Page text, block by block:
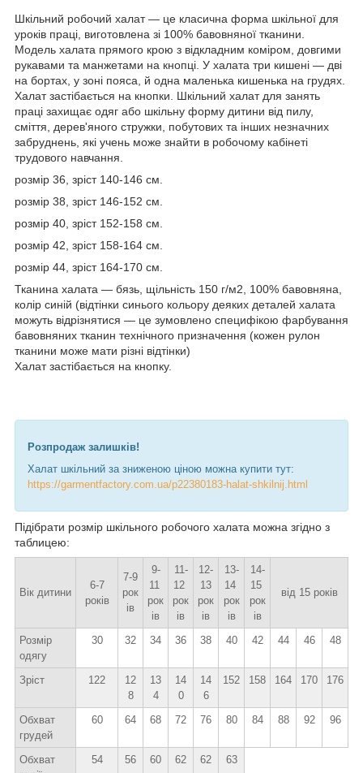
Шкільний робочий халат — це класична форма шкільної для
уроків праці, виготовлена зі 100% бавовняної тканини.
Модель халата прямого крою з відкладним коміром, довгими
рукавами та манжетами на кнопці. У халата три кишені — дві
на бортах, у зоні пояса, й одна маленька кишенька на грудях.
Халат застібається на кнопки. Шкільний халат для занять
праці захищає одяг або шкільну форму дитини від пилу,
сміття, дерев'яного стружки, побутових та інших незначних
забруднень, які учень може знайти в робочому кабінеті
трудового навчання.
розмір 36, зріст 140-146 см.
розмір 38, зріст 146-152 см.
розмір 40, зріст 152-158 см.
розмір 42, зріст 158-164 см.
розмір 44, зріст 164-170 см.
Тканина халата — бязь, щільність 150 г/м2, 100% бавовняна,
колір синій (відтінки синього кольору деяких деталей халата
можуть відрізнятися — це зумовлено специфікою фарбування
бавовняних тканин технічного призначення (кожен рулон
тканини може мати різні відтінки)
Халат застібається на кнопку.
Розпродаж залишків!
Халат шкільний за зниженою ціною можна купити тут:
https://garmentfactory.com.ua/p22380183-halat-shkilnij.html
Підібрати розмір шкільного робочого халата можна згідно з
таблицею:
Вік дитини
6-7
років
7-9
рок
ів
9-
11
рок
ів
11-
12
рок
ів
12-
13
рок
ів
13-
14
рок
ів
14-
15
рок
ів
від 15 років
Розмір
одягу
30 32 34 36 38 40 42 44 46 48
Зріст 122
12
8
13
4
14
0
14
6
152 158 164 170 176
Обхват
грудей
60 64 68 72 76 80 84 88 92 96
Обхват
54 56 60 62 62 63